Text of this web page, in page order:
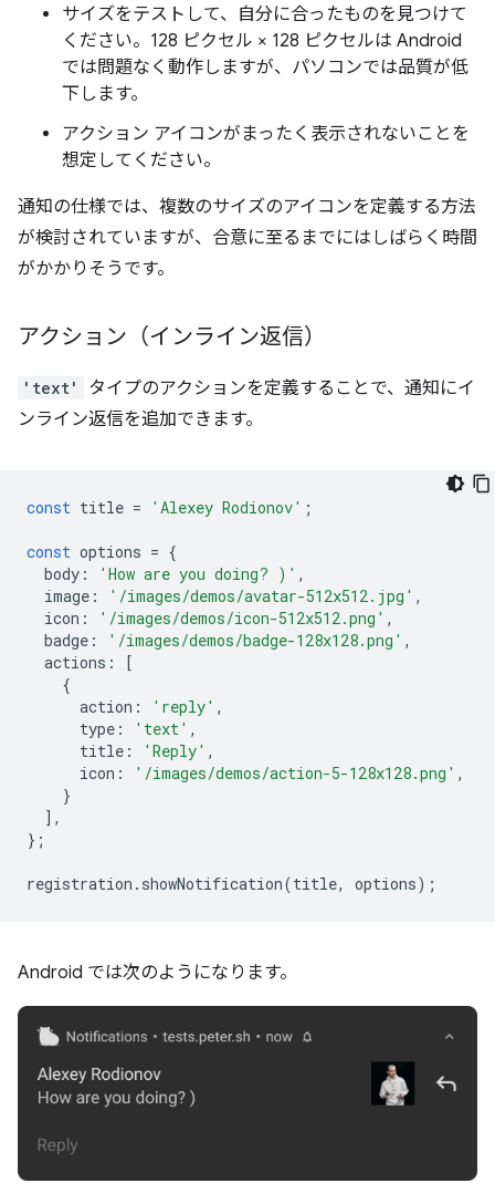
サイズをテストして、自分に合ったものを見つけて
ください。128 ピクセル × 128 ピクセルは Android
では問題なく動作しますが、パソコンでは品質が低
下します。
アクション アイコンがまったく表示されないことを
想定してください。
通知の仕様では、複数のサイズのアイコンを定義する方法
が検討されていますが、合意に至るまでにはしばらく時間
がかかりそうです。
アクション（インライン返信）
'text'
タイプのアクションを定義することで、通知にイ
ンライン返信を追加できます。
const title = 'Alexey Rodionov' ;
const options = {
body : 'How are you doing? )' ,
image : '/images/demos/avatar-512x512.jpg' ,
icon : '/images/demos/icon-512x512.png' ,
badge : '/images/demos/badge-128x128.png' ,
actions :
[
{
action : 'reply' ,
type : 'text' ,
title : 'Reply' ,
icon : '/images/demos/action-5-128x128.png' ,
}
],
};
registration . showNotification(title, options);
Android では次のようになります。